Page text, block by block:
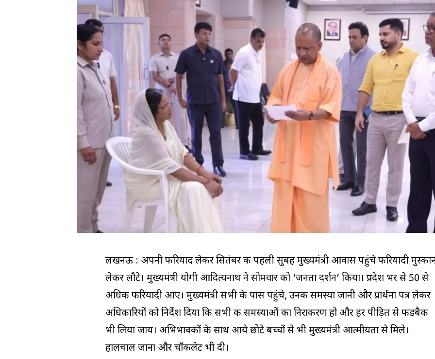
लखनऊ : अपनी फरियाद लेकर सितंबर की पहली सुबह मुख्यमंत्री आवास पहुंचे फरियादी
लेकर लौटे। मुख्यमंत्री योगी आदित्यनाथ ने सोमवार को ‘जनता दर्शन’ किया। प्रदेश भर से 50 से
अधिक फरियादी आए। मुख्यमंत्री सभी के पास पहुंचे, उनकी समस्या जानी और प्रार्थना पत्र लेकर
अधिकारियों को निर्देश दिया कि सभी की समस्याओं का निराकरण हो और हर पीड़ित से फीडबैक
भी लिया जाय। अभिभावकों के साथ आये छोटे बच्चों से भी मुख्यमंत्री आत्मीयता से मिले।
हालचाल जाना और चॉकलेट भी दी।